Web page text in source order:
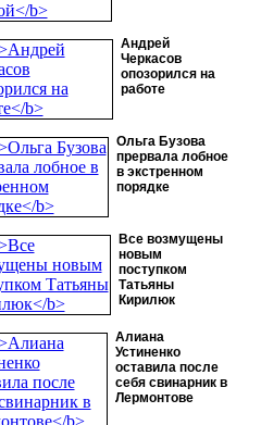
Андрей
Черкасов
опозорился на
работе
Ольга Бузова
прервала лобное
в экстренном
порядке
Все возмущены
новым
поступком
Татьяны
Кирилюк
Алиана
Устиненко
оставила после
себя свинарник в
Лермонтове